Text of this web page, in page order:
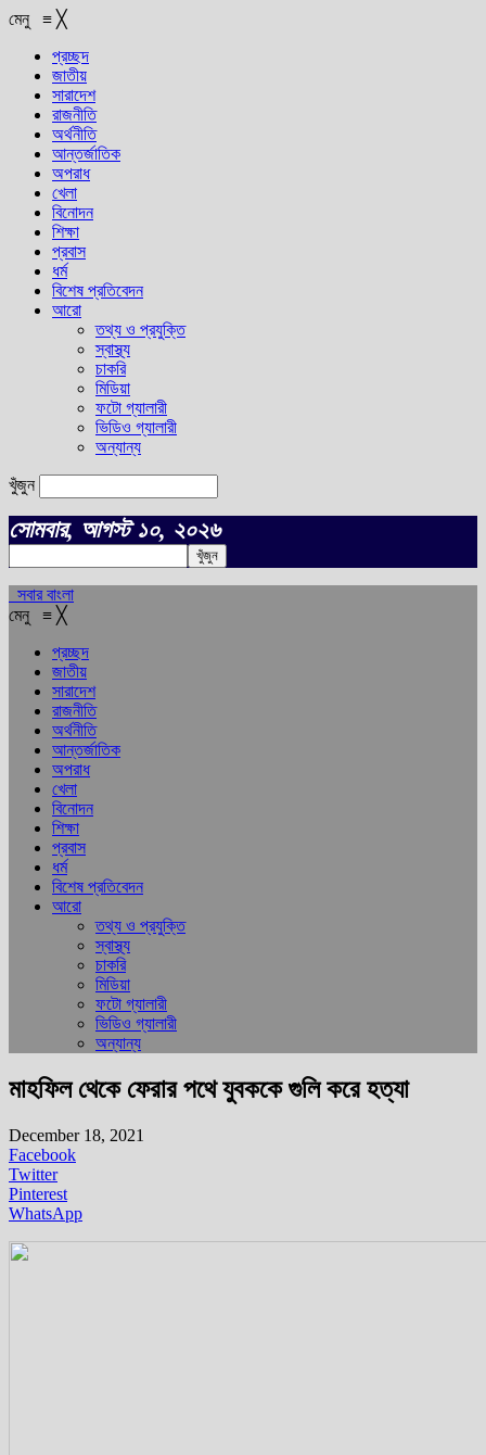
মেনু ≡ ╳
প্রচ্ছদ
জাতীয়
সারাদেশ
রাজনীতি
অর্থনীতি
আন্তর্জাতিক
অপরাধ
খেলা
বিনোদন
শিক্ষা
প্রবাস
ধর্ম
বিশেষ প্রতিবেদন
আরো
তথ্য ও প্রযুক্তি
স্বাস্থ্য
চাকরি
মিডিয়া
ফটো গ্যালারী
ভিডিও গ্যালারী
অন্যান্য
খুঁজুন
সোমবার, আগস্ট ১০, ২০২৬
সবার বাংলা
মেনু ≡ ╳
প্রচ্ছদ
জাতীয়
সারাদেশ
রাজনীতি
অর্থনীতি
আন্তর্জাতিক
অপরাধ
খেলা
বিনোদন
শিক্ষা
প্রবাস
ধর্ম
বিশেষ প্রতিবেদন
আরো
তথ্য ও প্রযুক্তি
স্বাস্থ্য
চাকরি
মিডিয়া
ফটো গ্যালারী
ভিডিও গ্যালারী
অন্যান্য
মাহফিল থেকে ফেরার পথে যুবককে গুলি করে হত্যা
December 18, 2021
Facebook
Twitter
Pinterest
WhatsApp